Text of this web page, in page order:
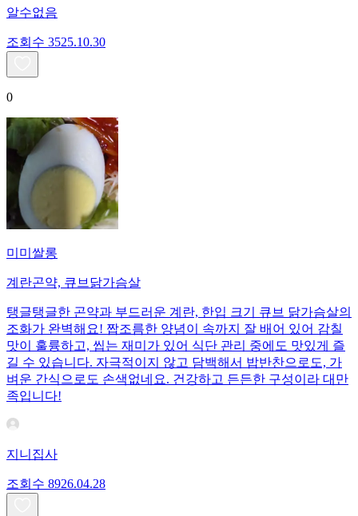
알수없음
조회수 3525.10.30
0
미미쌀롱
계란곤약, 큐브닭가슴살
탱글탱글한 곤약과 부드러운 계란, 한입 크기 큐브 닭가슴살의
조화가 완벽해요! 짭조름한 양념이 속까지 잘 배어 있어 감칠
맛이 훌륭하고, 씹는 재미가 있어 식단 관리 중에도 맛있게 즐
길 수 있습니다. 자극적이지 않고 담백해서 밥반찬으로도, 가
벼운 간식으로도 손색없네요. 건강하고 든든한 구성이라 대만
족입니다!
지니집사
조회수 8926.04.28